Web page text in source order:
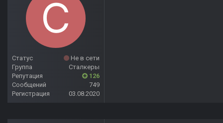
Статус
Не в сети
Группа
Сталкеры
Репутация
126
Сообщений
749
Регистрация
03.08.2020